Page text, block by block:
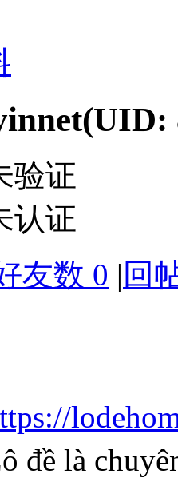
(UID:
验证
认证
友数 0 | 回
đề là